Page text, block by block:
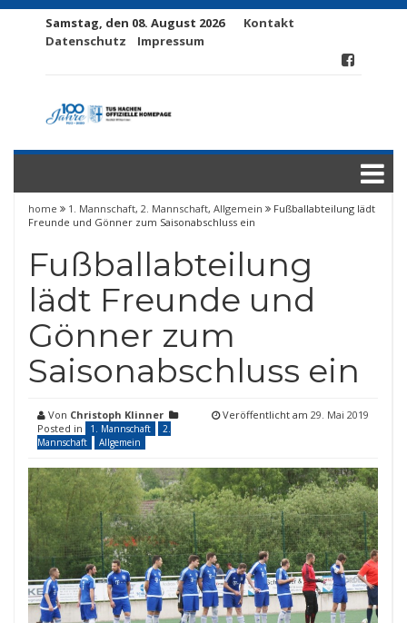
Samstag, den 08. August 2026
Kontakt
Datenschutz
Impressum
home 1. Mannschaft, 2. Mannschaft, Allgemein
Fußballabteilung lädt
Freunde und Gönner zum Saisonabschluss ein
Fußballabteilung
lädt Freunde und
Gönner zum
Saisonabschluss ein
Von Christoph Klinner
Posted in
1. Mannschaft
2.
Mannschaft
Allgemein
Veröffentlicht am 29. Mai 2019